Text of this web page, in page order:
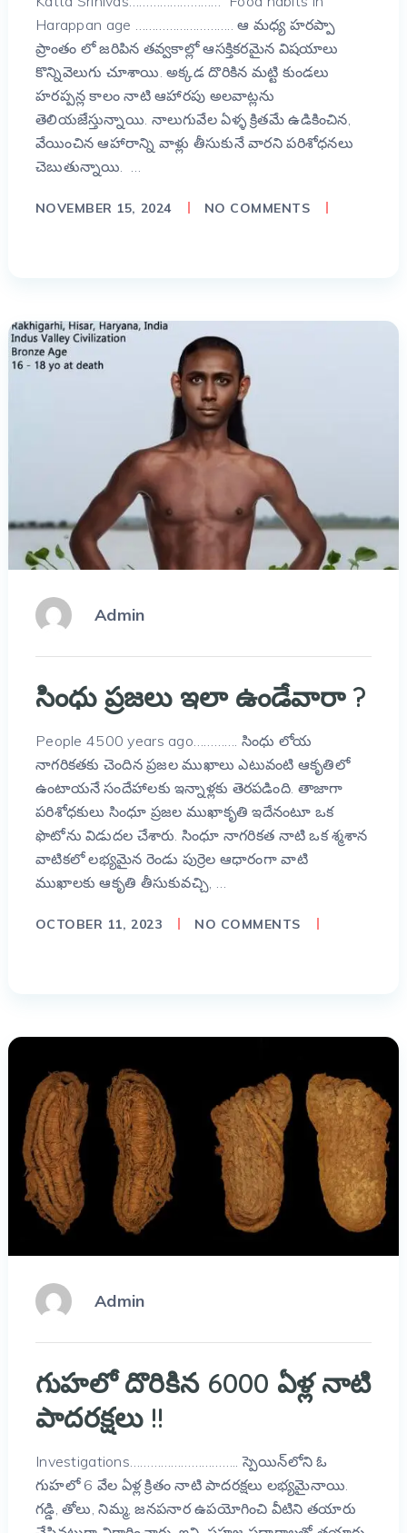
Harappan age ……………………….. ఆ మధ్య హరప్పా
ప్రాంతం లో జరిపిన తవ్వకాల్లో ఆసక్తికరమైన విషయాలు
కొన్నివెలుగు చూశాయి. అక్కడ దొరికిన మట్టి కుండలు
హరప్పన్ల కాలం నాటి ఆహారపు అలవాట్లను
తెలియజేస్తున్నాయి. నాలుగువేల ఏళ్ళ క్రితమే ఉడికించిన,
వేయించిన ఆహారాన్ని వాళ్లు తీసుకునే వారని పరిశోధనలు
చెబుతున్నాయి. …
NOVEMBER 15, 2024 NO COMMENTS
Admin
సింధు ‍ప్రజలు ఇలా ఉండేవారా ?
People 4500 years ago…………. సింధు లోయ
నాగరికతకు చెందిన ప్రజల ముఖాలు ఎటువంటి ఆకృతిలో
ఉంటాయనే సందేహాలకు ఇన్నాళ్లకు తెరపడింది. తాజాగా
పరిశోధకులు సింధూ ప్రజల ముఖాకృతి ఇదేనంటూ ఒక
ఫొటోను విడుదల చేశారు. సింధూ నాగరికత నాటి ఒక శ్మశాన
వాటికలో లభ్యమైన రెండు పుర్రెల ఆధారంగా వాటి
ముఖాలకు ఆకృతి తీసుకువచ్చి, …
OCTOBER 11, 2023 NO COMMENTS
Admin
గుహలో దొరికిన 6000 ఏళ్ల నాటి
పాదరక్షలు !!
Investigations………………………….. స్పెయిన్‌లోని ఓ
గుహలో 6 వేల ఏళ్ల క్రితం నాటి పాదరక్షలు లభ్యమైనాయి.
గడ్డి, తోలు, నిమ్మ, జనపనార ఉపయోగించి వీటిని తయారు